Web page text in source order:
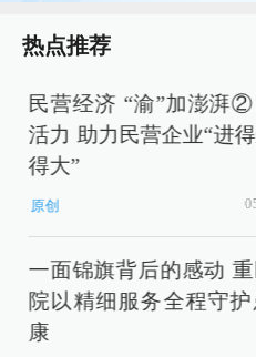
热点推荐
民营经济 “渝”加澎湃
活力 助力民营企业“进
得大”
原创
一面锦旗背后的感动
院以精细服务全程守
康